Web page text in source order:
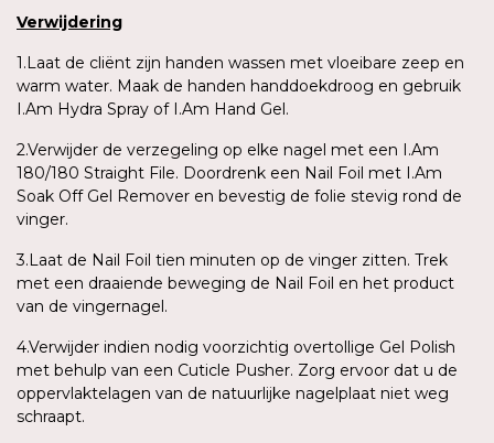
Verwijdering
1.Laat de cliënt zijn handen wassen met vloeibare zeep en
warm water. Maak de handen handdoekdroog en gebruik
I.Am Hydra Spray of I.Am Hand Gel.
2.Verwijder de verzegeling op elke nagel met een I.Am
180/180 Straight File. Doordrenk een Nail Foil met I.Am
Soak Off Gel Remover en bevestig de folie stevig rond de
vinger.
3.Laat de Nail Foil tien minuten op de vinger zitten. Trek
met een draaiende beweging de Nail Foil en het product
van de vingernagel.
4.Verwijder indien nodig voorzichtig overtollige Gel Polish
met behulp van een Cuticle Pusher. Zorg ervoor dat u de
oppervlaktelagen van de natuurlijke nagelplaat niet weg
schraapt.